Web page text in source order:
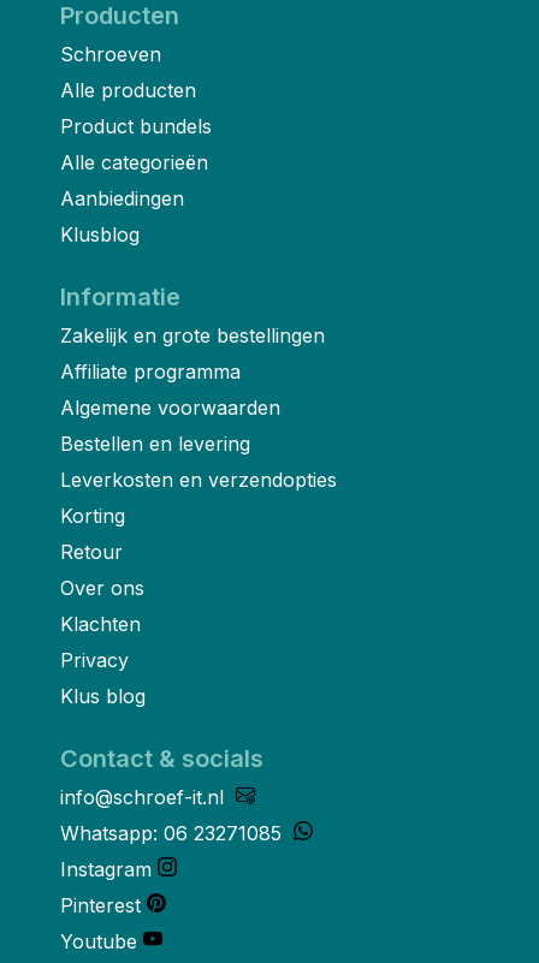
Producten
Schroeven
Alle producten
Product bundels
Alle categorieën
Aanbiedingen
Klusblog
Informatie
Zakelijk en grote bestellingen
Affiliate programma
Algemene voorwaarden
Bestellen en levering
Leverkosten en verzendopties
Korting
Retour
Over ons
Klachten
Privacy
Klus blog
Contact & socials
info@schroef-it.nl
Whatsapp: 06 23271085
Instagram
Pinterest
Youtube